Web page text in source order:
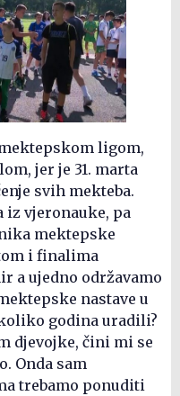
ligom,
jer je 31. marta
svih mekteba.
iz vjeronauke, pa
mektepske
i finalima
a ujedno održavamo
nastave u
godina uradili?
djevojke, čini mi se
Onda sam
trebamo ponuditi